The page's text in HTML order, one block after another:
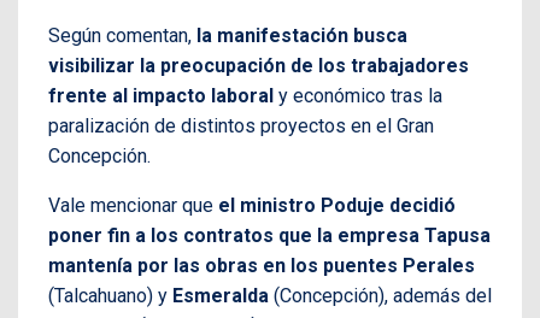
Según comentan, la manifestación busca
visibilizar la preocupación de los trabajadores
frente al impacto laboral y económico tras la
paralización de distintos proyectos en el Gran
Concepción.
Vale mencionar que el ministro Poduje decidió
poner fin a los contratos que la empresa Tapusa
mantenía por las obras en los puentes Perales
(Talcahuano) y Esmeralda (Concepción), además del